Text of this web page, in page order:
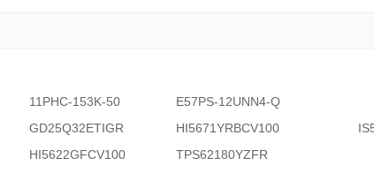
11PHC-153K-50
E57PS-12UNN4-Q
GD25Q32ETIGR
HI5671YRBCV100
HI5622GFCV100
TPS62180YZFR